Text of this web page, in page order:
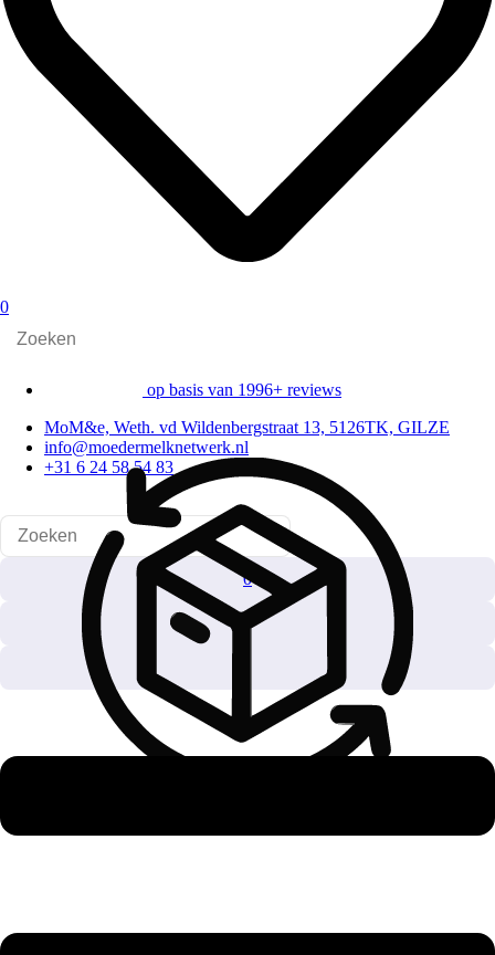
0
op basis van 1996+ reviews
MoM&e, Weth. vd Wildenbergstraat 13, 5126TK, GILZE
info@moedermelknetwerk.nl
+31 6 24 58 54 83
0